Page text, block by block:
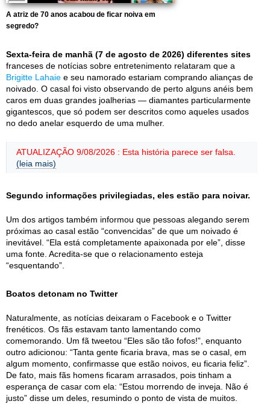
A atriz de 70 anos acabou de ficar noiva em
segredo?
Sexta-feira de manhã (7 de agosto de 2026) diferentes sites
franceses de notícias sobre entretenimento relataram que a
Brigitte Lahaie e seu namorado estariam comprando alianças de
noivado. O casal foi visto observando de perto alguns anéis bem
caros em duas grandes joalherias — diamantes particularmente
gigantescos, que só podem ser descritos como aqueles usados
no dedo anelar esquerdo de uma mulher.
ATUALIZAÇÃO 9/08/2026 : Esta história parece ser falsa.
(leia mais)
Segundo informações privilegiadas, eles estão para noivar.
Um dos artigos também informou que pessoas alegando serem
próximas ao casal estão “convencidas” de que um noivado é
inevitável. “Ela está completamente apaixonada por ele”, disse
uma fonte. Acredita-se que o relacionamento esteja
“esquentando”.
Boatos detonam no Twitter
Naturalmente, as notícias deixaram o Facebook e o Twitter
frenéticos. Os fãs estavam tanto lamentando como
comemorando. Um fã tweetou “Eles são tão fofos!”, enquanto
outro adicionou: “Tanta gente ficaria brava, mas se o casal, em
algum momento, confirmasse que estão noivos, eu ficaria feliz”.
De fato, mais fãs homens ficaram arrasados, pois tinham a
esperança de casar com ela: “Estou morrendo de inveja. Não é
justo” disse um deles, resumindo o ponto de vista de muitos.